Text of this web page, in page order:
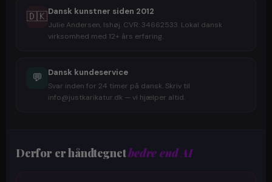
🇩🇰Dansk kunstner siden 2012
Julie Andersen, Ishøj. CVR: 34662533. Lokal dansk
virksomhed med 12+ års erfaring.
💬 Dansk kundeservice
Svar inden for 24 timer på dansk. Skriv til
info@justkarikatur.dk — vi hjælper altid.
Derfor er håndtegnetbedre end AI